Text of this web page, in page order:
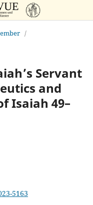
/
Servant
and
Isaiah 49–
5163